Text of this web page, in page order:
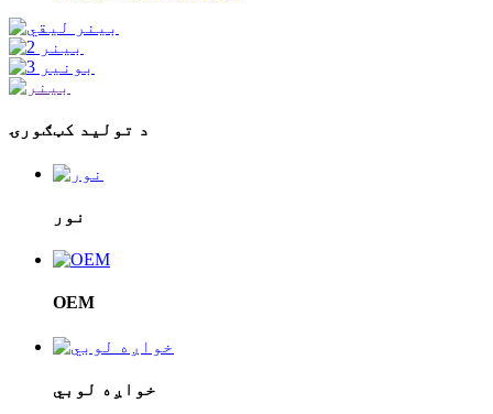
د تولید کټګورۍ
نور
OEM
خواږه لوبي